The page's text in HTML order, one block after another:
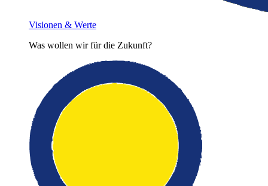
Visionen & Werte
Was wollen wir für die Zukunft?